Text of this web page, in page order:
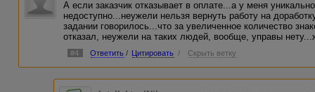
А если заказчик отказывает в оплате...а у меня
недоступно...неужели нельзя вернуть работу на
задании говорилось...что за увеличенное количество
отказал, неужели на таких людей, вообще, управы
#4 Ответить / Цитировать / Скрыть ветку